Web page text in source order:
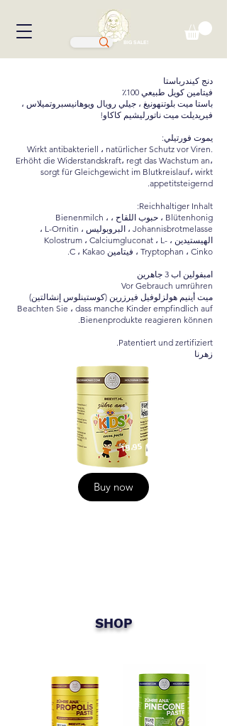
BIG SALE!
19،95
دنج كيندرباستا
فيتامين كويل طبيعي 100٪
باستا ميت بلوتنهونيغ ، جيلي رويال ويوهانيسبروتميلاس ،
فيريديلت ميت ناتورليشيم كاكاو!
يموت فورتيلي:
Wirkt antibakteriell ، natürlicher Schutz vor Viren.
Erhöht die Widerstandskraft، regt das Wachstum an،
sorgt für Gleichgewicht im Blutkreislauf، wirkt
appetitsteigernd.
Reichhaltiger Inhalt:
Blütenhonig ، حبوب اللقاح ، Bienenmilch ،
Johannisbrotmelasse ، البروبوليس ، L-Ornitin ،
الهيستيدين ، Kolostrum ، Calciumgluconat ، L-
Tryptophan ، Cinko ، فيتامين C ، Kakao.
امبفولين اب 3 جاهرين
Vor Gebrauch umrühren
ميت أينيم هولزلوفيل فيرزرين (كوستينلوس إنشالتين)
Beachten Sie ، dass manche Kinder empfindlich auf
Bienenprodukte reagieren können.
Patentiert und zertifiziert.
زهرنا
Buy now
SHOP